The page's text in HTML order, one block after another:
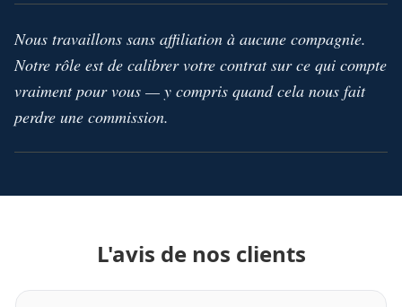
Nous travaillons sans affiliation à aucune compagnie.
Notre rôle est de calibrer votre contrat sur ce qui compte
vraiment pour vous — y compris quand cela nous fait
perdre une commission.
L'avis de nos clients